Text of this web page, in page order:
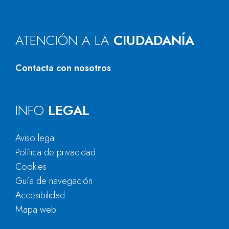
ATENCIÓN A LA CIUDADANÍA
Contacta con nosotros
INFO LEGAL
Aviso legal
Política de privacidad
Cookies
Guía de navegación
Accesibilidad
Mapa web